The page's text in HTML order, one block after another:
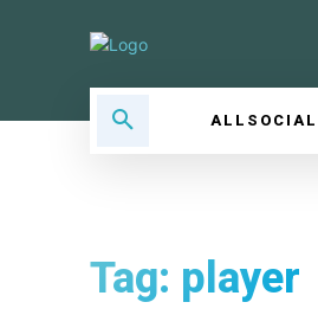
Tag: player